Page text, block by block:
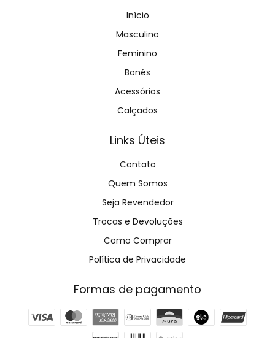
Início
Masculino
Feminino
Bonés
Acessórios
Calçados
Links Úteis
Contato
Quem Somos
Seja Revendedor
Trocas e Devoluções
Como Comprar
Política de Privacidade
Formas de pagamento